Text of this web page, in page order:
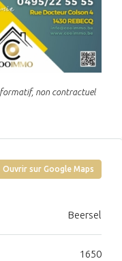
non contractuel
Ouvrir sur Google Maps
Beersel
1650